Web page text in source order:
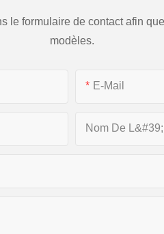
le formulaire de contact afin
modèles.
E-Mail
Nom De